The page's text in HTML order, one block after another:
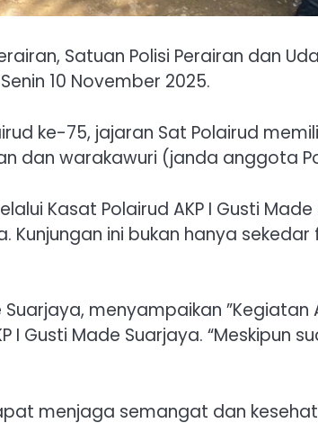
Satuan Polisi Perairan dan
10 November 2025.
ke-75, jajaran Sat Polairud
dan warakawuri (janda anggota
​Kasat Polairud AKP I Gusti
ini bukan hanya
Suarjaya, menyampaikan
Gusti Made Suarjaya. “Meskipun
menjaga semangat dan